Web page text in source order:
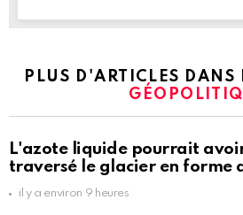
PLUS D'ARTICLES DANS
L'azote liquide pourrait
traversé le glacier en forme
il y a environ 9 heures